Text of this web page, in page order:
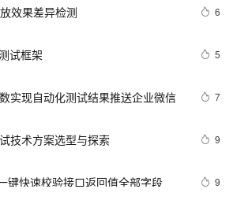
效果差异检测 6
试框架 5
实现自动化测试结果推送企业微信 7
技术方案选型与探索 9
键快速校验接口返回值全部字段 9